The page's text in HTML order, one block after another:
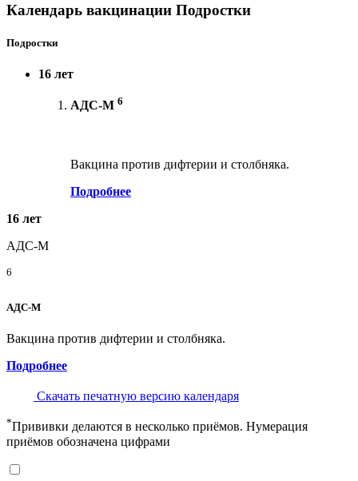
Календарь вакцинации Подростки
Подростки
16 лет
АДС-М 6
Вакцина против дифтерии и столбняка.
Подробнее
16 лет
АДС-М
6
АДС-М
Вакцина против дифтерии и столбняка.
Подробнее
Скачать печатную версию календаря
*Прививки делаются в несколько приёмов. Нумерация
приёмов обозначена цифрами